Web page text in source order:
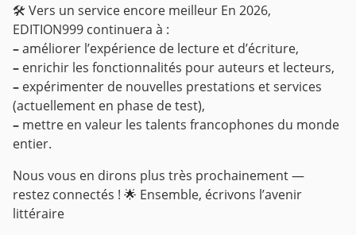
🛠️ Vers un service encore meilleur En 2026,
EDITION999 continuera à :
–améliorer l’expérience de lecture et d’écriture,
– enrichir les fonctionnalités pour auteurs et lecteurs,
– expérimenter de nouvelles prestations et services
(actuellement en phase de test),
– mettre en valeur les talents francophones du monde
entier.
Nous vous en dirons plus très prochainement —
restez connectés ! 🌟 Ensemble, écrivons l’avenir
littéraire